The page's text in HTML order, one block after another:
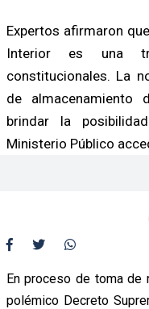
Expertos afirmaron
Interior es una
constitucionales. La
de almacenamiento
brindar la
Ministerio Público
En proceso de toma de
polémico Decreto